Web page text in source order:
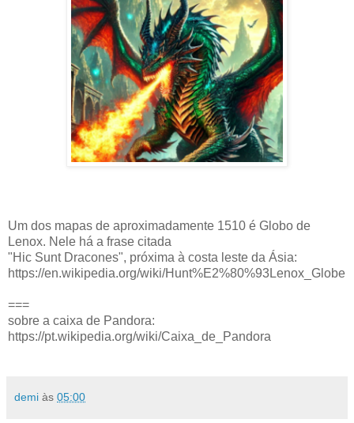
Um dos mapas de aproximadamente 1510 é Globo de
Lenox. Nele há a frase citada
"Hic Sunt Dracones", próxima à costa leste da Ásia:
https://en.wikipedia.org/wiki/Hunt%E2%80%93Lenox_Globe
===
sobre a caixa de Pandora:
https://pt.wikipedia.org/wiki/Caixa_de_Pandora
demi às 05:00